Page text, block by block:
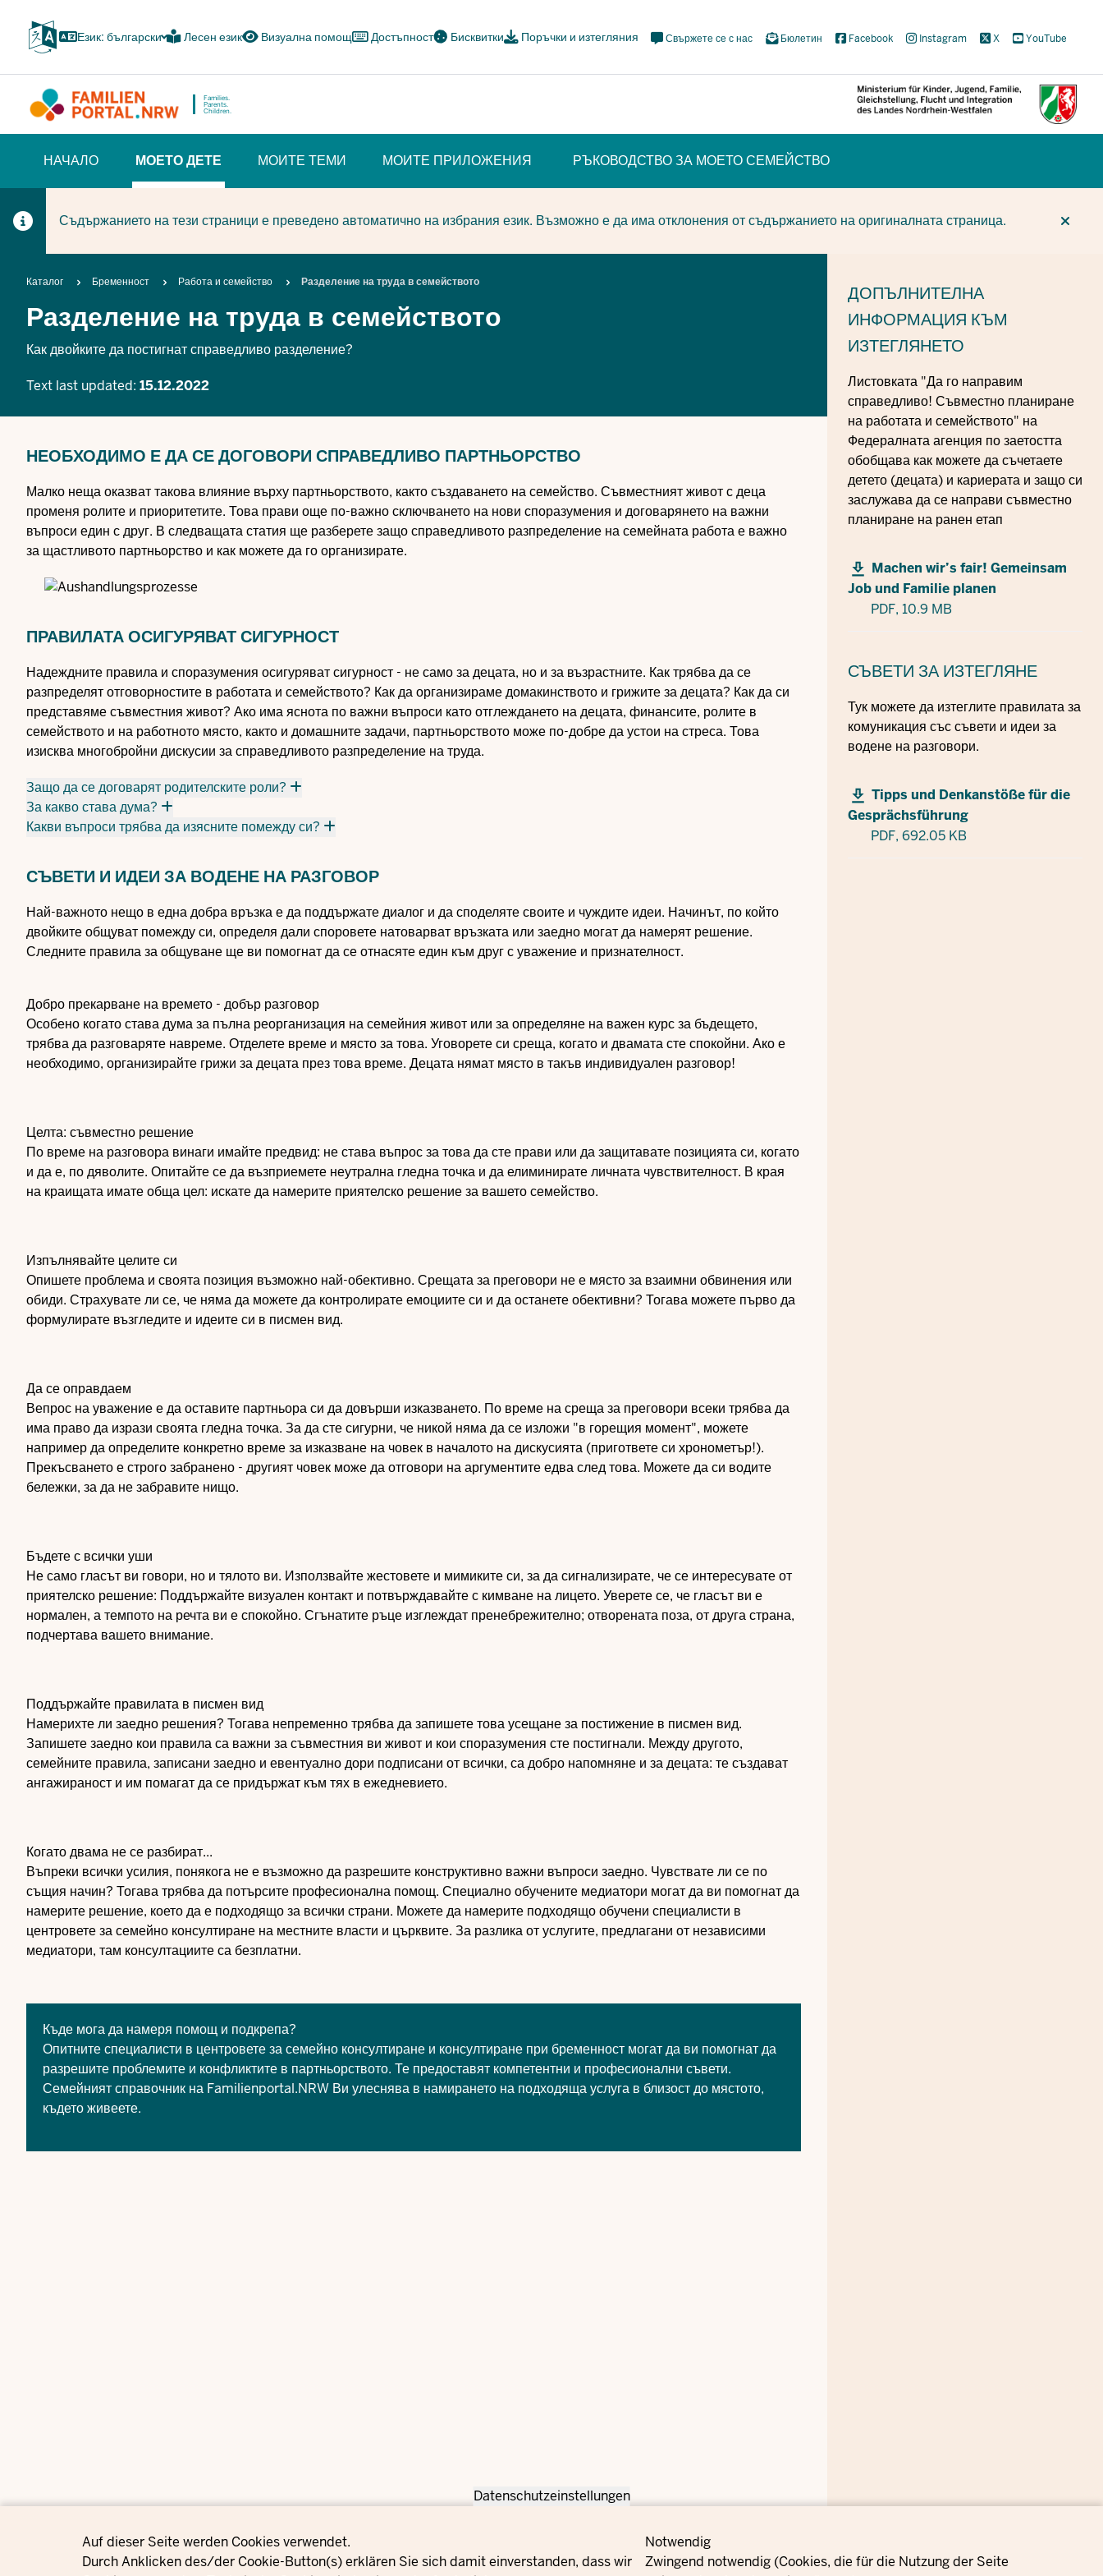
Privacy settings
Datenschutzeinstellungen
Auf dieser Seite werden Cookies verwendet.
Durch Anklicken des/der Cookie-Button(s) erklären Sie sich damit einverstanden, dass wir
Notwendig
Zwingend notwendig (Cookies, die für die Nutzung der Seite
main
Език: български Лесен език Визуална помощ Достъпност Бисквитки Поръчки и изтегляния
Meta
Social
Свържете се с нас Бюлетин Facebook Instagram X YouTube
Families.
Parents.
Children.
(BÜRGERBEREICH)
НАЧАЛО
МОЕТО ДЕТЕ
(CURRENT SECTION)
МОИТЕ ТЕМИ МОИТЕ ПРИЛОЖЕНИЯ РЪКОВОДСТВО ЗА МОЕТО СЕМЕЙСТВО
Съдържанието на тези страници е преведено автоматично на избрания език. Възможно е да има отклонения от съдържанието на оригиналната страница.
Breadcrumb
Каталог Бременност Работа и семейство Разделение на труда в семейството
Разделение на труда в семейството
Как двойките да постигнат справедливо разделение?
Text last updated: 15.12.2022
НЕОБХОДИМО Е ДА СЕ ДОГОВОРИ СПРАВЕДЛИВО ПАРТНЬОРСТВО
Малко неща оказват такова влияние върху партньорството, както създаването на семейство. Съвместният живот с деца
променя ролите и приоритетите. Това прави още по-важно сключването на нови споразумения и договарянето на важни
въпроси един с друг. В следващата статия ще разберете защо справедливото разпределение на семейната работа е важно
за щастливото партньорство и как можете да го организирате.
ПРАВИЛАТА ОСИГУРЯВАТ СИГУРНОСТ
Надеждните правила и споразумения осигуряват сигурност - не само за децата, но и за възрастните. Как трябва да се
разпределят отговорностите в работата и семейството? Как да организираме домакинството и грижите за децата? Как да си
представяме съвместния живот? Ако има яснота по важни въпроси като отглеждането на децата, финансите, ролите в
семейството и на работното място, както и домашните задачи, партньорството може по-добре да устои на стреса. Това
изисква многобройни дискусии за справедливото разпределение на труда.
Защо да се договарят родителските роли?
За какво става дума?
Какви въпроси трябва да изясните помежду си?
СЪВЕТИ И ИДЕИ ЗА ВОДЕНЕ НА РАЗГОВОР
Най-важното нещо в една добра връзка е да поддържате диалог и да споделяте своите и чуждите идеи. Начинът, по който
двойките общуват помежду си, определя дали споровете натоварват връзката или заедно могат да намерят решение.
Следните правила за общуване ще ви помогнат да се отнасяте един към друг с уважение и признателност.
Добро прекарване на времето - добър разговор
Особено когато става дума за пълна реорганизация на семейния живот или за определяне на важен курс за бъдещето,
трябва да разговаряте навреме. Отделете време и място за това. Уговорете си среща, когато и двамата сте спокойни. Ако е
необходимо, организирайте грижи за децата през това време. Децата нямат място в такъв индивидуален разговор!
Целта: съвместно решение
По време на разговора винаги имайте предвид: не става въпрос за това да сте прави или да защитавате позицията си, когато
и да е, по дяволите. Опитайте се да възприемете неутрална гледна точка и да елиминирате личната чувствителност. В края
на краищата имате обща цел: искате да намерите приятелско решение за вашето семейство.
Изпълнявайте целите си
Опишете проблема и своята позиция възможно най-обективно. Срещата за преговори не е място за взаимни обвинения или
обиди. Страхувате ли се, че няма да можете да контролирате емоциите си и да останете обективни? Тогава можете първо да
формулирате възгледите и идеите си в писмен вид.
Да се оправдаем
Вепрос на уважение е да оставите партньора си да довърши изказването. По време на среща за преговори всеки трябва да
има право да изрази своята гледна точка. За да сте сигурни, че никой няма да се изложи "в горещия момент", можете
например да определите конкретно време за изказване на човек в началото на дискусията (пригответе си хронометър!).
Прекъсването е строго забранено - другият човек може да отговори на аргументите едва след това. Можете да си водите
бележки, за да не забравите нищо.
Бъдете с всички уши
Не само гласът ви говори, но и тялото ви. Използвайте жестовете и мимиките си, за да сигнализирате, че се интересувате от
приятелско решение: Поддържайте визуален контакт и потвърждавайте с кимване на лицето. Уверете се, че гласът ви е
нормален, а темпото на речта ви е спокойно. Сгънатите ръце изглеждат пренебрежително; отворената поза, от друга страна,
подчертава вашето внимание.
Поддържайте правилата в писмен вид
Намерихте ли заедно решения? Тогава непременно трябва да запишете това усещане за постижение в писмен вид.
Запишете заедно кои правила са важни за съвместния ви живот и кои споразумения сте постигнали. Между другото,
семейните правила, записани заедно и евентуално дори подписани от всички, са добро напомняне и за децата: те създават
ангажираност и им помагат да се придържат към тях в ежедневието.
Когато двама не се разбират...
Въпреки всички усилия, понякога не е възможно да разрешите конструктивно важни въпроси заедно. Чувствате ли се по
същия начин? Тогава трябва да потърсите професионална помощ. Специално обучените медиатори могат да ви помогнат да
намерите решение, което да е подходящо за всички страни. Можете да намерите подходящо обучени специалисти в
центровете за семейно консултиране на местните власти и църквите. За разлика от услугите, предлагани от независими
медиатори, там консултациите са безплатни.
Къде мога да намеря помощ и подкрепа?
Опитните специалисти в центровете за семейно консултиране и консултиране при бременност могат да ви помогнат да
разрешите проблемите и конфликтите в партньорството. Те предоставят компетентни и професионални съвети.
Семейният справочник на Familienportal.NRW Ви улеснява в намирането на подходяща услуга в близост до мястото,
където живеете.
ДОПЪЛНИТЕЛНА
ИНФОРМАЦИЯ КЪМ
ИЗТЕГЛЯНЕТО
Листовката "Да го направим
справедливо! Съвместно планиране
на работата и семейството" на
Федералната агенция по заетостта
обобщава как можете да съчетаете
детето (децата) и кариерата и защо си
заслужава да се направи съвместно
планиране на ранен етап
Machen wir’s fair! Gemeinsam
Job und Familie planen
PDF, 10.9 MB
СЪВЕТИ ЗА ИЗТЕГЛЯНЕ
Тук можете да изтеглите правилата за
комуникация със съвети и идеи за
водене на разговори.
Tipps und Denkanstöße für die
Gesprächsführung
PDF, 692.05 KB